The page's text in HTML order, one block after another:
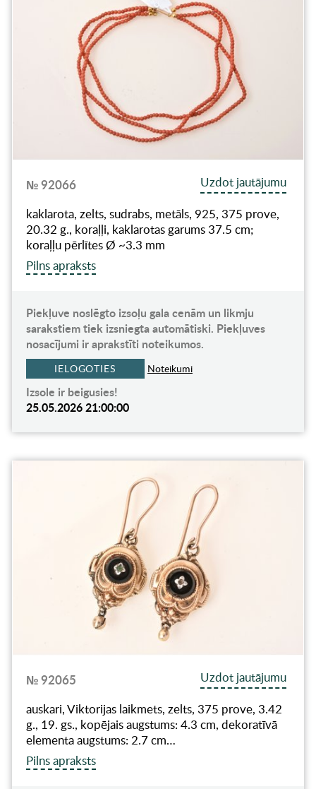
№ 92066
Uzdot jautājumu
kaklarota, zelts, sudrabs, metāls, 925, 375 prove,
20.32 g., koraļļi, kaklarotas garums 37.5 cm;
koraļļu pērlītes Ø ~3.3 mm
Pilns apraksts
Piekļuve noslēgto izsoļu gala cenām un likmju
sarakstiem tiek izsniegta automātiski. Piekļuves
nosacījumi ir aprakstīti noteikumos.
IELOGOTIES Noteikumi
Izsole ir beigusies!
25.05.2026 21:00:00
№ 92065
Uzdot jautājumu
auskari, Viktorijas laikmets, zelts, 375 prove, 3.42
g., 19. gs., kopējais augstums: 4.3 cm, dekoratīvā
elementa augstums: 2.7 cm…
Pilns apraksts